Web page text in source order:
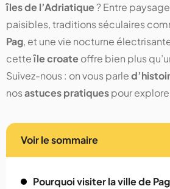
îles de l’Adriatique? Entre
paisibles, traditions séculaires
Pag, et une vie nocturne
cetteîle croateoffre bien plus
Suivez-nous : on vous parle
nosastuces pratiquespour
Voir le sommaire
Pourquoi visiter la ville de